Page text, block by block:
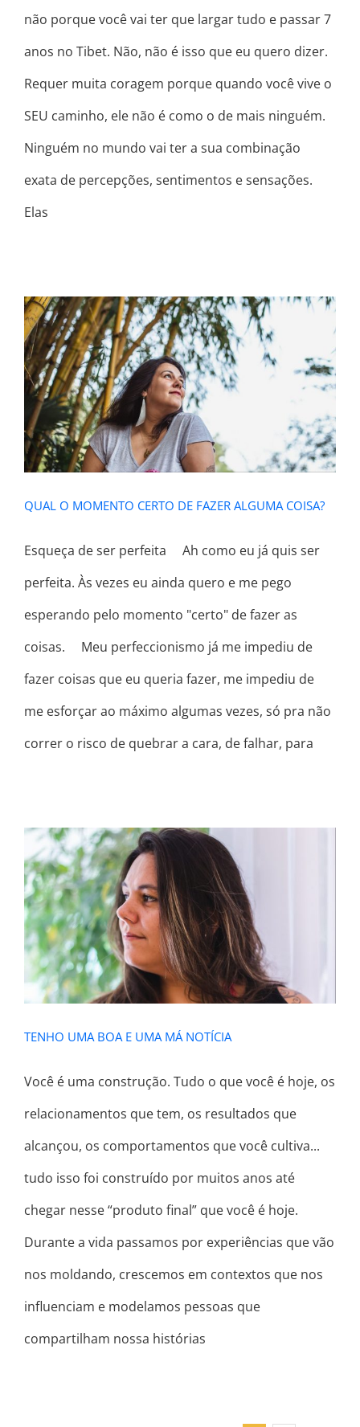
não porque você vai ter que largar tudo e passar 7
anos no Tibet. Não, não é isso que eu quero dizer.
Requer muita coragem porque quando você vive o
SEU caminho, ele não é como o de mais ninguém.
Ninguém no mundo vai ter a sua combinação
exata de percepções, sentimentos e sensações.
Elas
QUAL O MOMENTO CERTO DE
FAZER ALGUMA COISA?
QUAL O MOMENTO CERTO DE FAZER ALGUMA COISA?
Esqueça de ser perfeita ⠀ Ah como eu já quis ser
perfeita. Às vezes eu ainda quero e me pego
esperando pelo momento "certo" de fazer as
coisas. ⠀ Meu perfeccionismo já me impediu de
fazer coisas que eu queria fazer, me impediu de
me esforçar ao máximo algumas vezes, só pra não
correr o risco de quebrar a cara, de falhar, para
TENHO UMA BOA E UMA MÁ
NOTÍCIA
TENHO UMA BOA E UMA MÁ NOTÍCIA
Você é uma construção. Tudo o que você é hoje, os
relacionamentos que tem, os resultados que
alcançou, os comportamentos que você cultiva...
tudo isso foi construído por muitos anos até
chegar nesse “produto final” que você é hoje. ⠀
Durante a vida passamos por experiências que vão
nos moldando, crescemos em contextos que nos
influenciam e modelamos pessoas que
compartilham nossa histórias